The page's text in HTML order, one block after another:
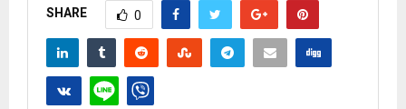
SHARE 0